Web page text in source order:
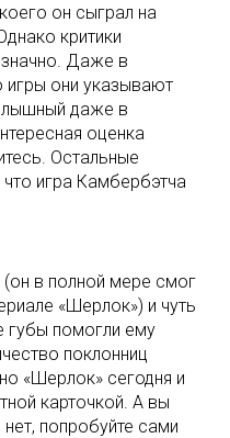
он сыграл на
критики
Даже в
игры они указывают
даже в
оценка
Остальные
игра Камбербэтча
в полной мере смог
«Шерлок») и чуть
губы помогли ему
поклонниц
«Шерлок» сегодня и
карточкой. А вы
попробуйте сами